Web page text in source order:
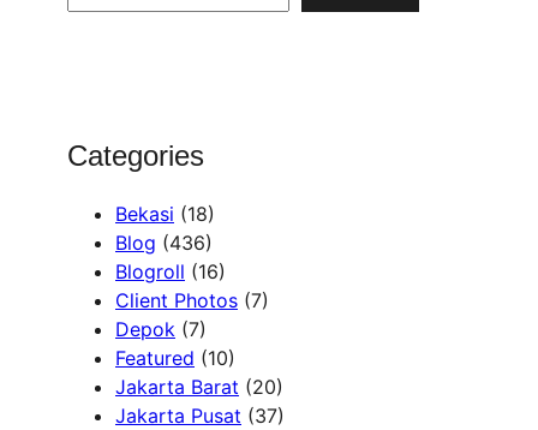
Categories
Bekasi (18)
Blog (436)
Blogroll (16)
Client Photos (7)
Depok (7)
Featured (10)
Jakarta Barat (20)
Jakarta Pusat (37)